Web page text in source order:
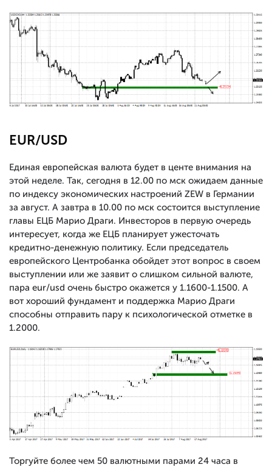
EUR/USD
Единая европейская валюта будет в центе внимания на
этой неделе. Так, сегодня в 12.00 по мск ожидаем данные
по индексу экономических настроений ZEW в Германии
за август. А завтра в 10.00 по мск состоится выступление
главы ЕЦБ Марио Драги. Инвесторов в первую очередь
интересует, когда же ЕЦБ планирует ужесточать
кредитно-денежную политику. Если председатель
европейского Центробанка обойдет этот вопрос в своем
выступлении или же заявит о слишком сильной валюте,
пара eur/usd очень быстро окажется у 1.1600-1.1500. А
вот хороший фундамент и поддержка Марио Драги
способны отправить пару к психологической отметке в
1.2000.
Торгуйте более чем 50 валютными парами 24 часа в